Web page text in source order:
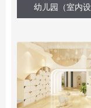
幼儿园（室内设